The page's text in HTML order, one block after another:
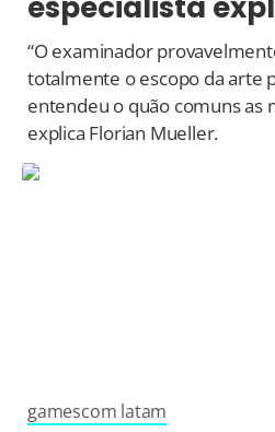
especialista
“O examinador
totalmente o escopo da arte
entendeu o quão comuns as
explica Florian Mueller.
gamescom latam